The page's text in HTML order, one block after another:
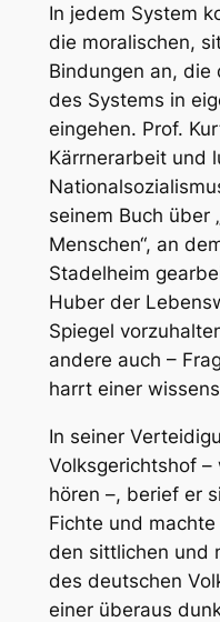
In jedem System
die moralischen,
Bindungen an, die
des Systems in
eingehen. Prof.
Kärrnerarbeit und
seinem Buch über
Menschen“, an
Stadelheim
Huber der
Spiegel
andere auch –
harrt einer
In seiner
Volksgerichtshof
hören –, berief er
Fichte und
den sittlichen und
des deutschen
einer überaus